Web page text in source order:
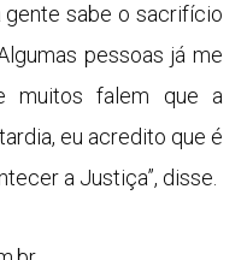
gente sabe o sacrifício
pessoas já me
muitos falem que a
eu acredito que é
a Justiça”, disse.